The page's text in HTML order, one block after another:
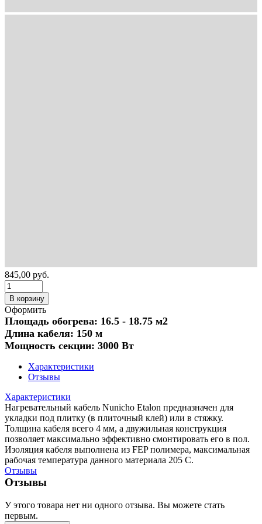
845,00 руб.
В корзину
Оформить
Площадь обогрева: 16.5 - 18.75 м2
Длина кабеля: 150 м
Мощность секции: 3000 Вт
Характеристики
Отзывы
Характеристики
Нагревательный кабель Nunicho Etalon предназначен для
укладки под плитку (в плиточный клей) или в стяжку.
Толщина кабеля всего 4 мм, а двужильная конструкция
позволяет максимально эффективно смонтировать его в пол.
Изоляция кабеля выполнена из FEP полимера, максимальная
рабочая температура данного материала 205 С.
Отзывы
Отзывы
У этого товара нет ни одного отзыва. Вы можете стать
первым.